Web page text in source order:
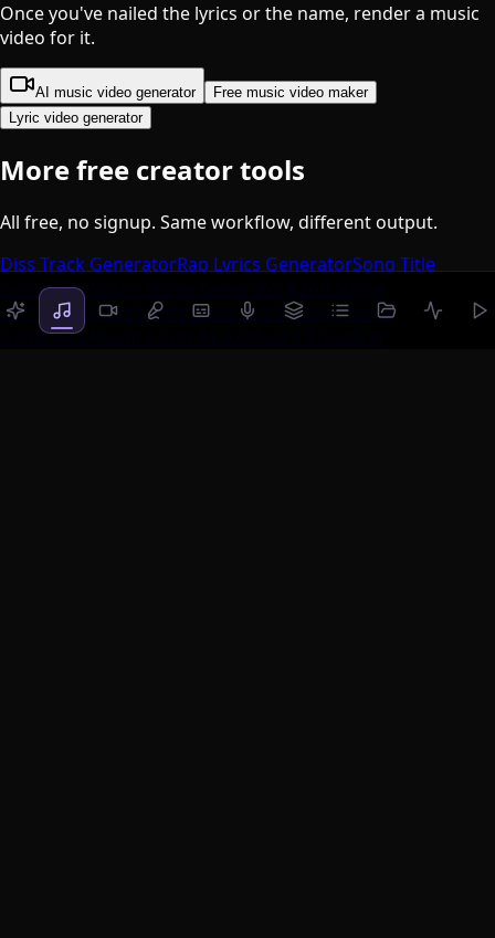
Once you've nailed the lyrics or the name, render a music
video for it.
AI music video generator
Free music video maker
Lyric video generator
More free creator tools
All free, no signup. Same workflow, different output.
Diss Track GeneratorRap Lyrics GeneratorSong Title
Generator
Generator
Artist Name Generator
Rapper Name
Generator